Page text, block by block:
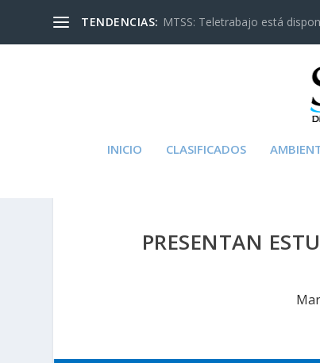
TENDENCIAS: MTSS: Teletrabajo está
INICIO CLASIFICADOS
PRESENTAN